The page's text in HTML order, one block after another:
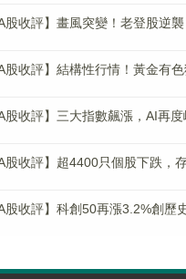
A股收評】畫風突變！老登股逆
A股收評】結構性行情！黃金有
A股收評】三大指數飆漲，AI再
A股收評】超4400只個股下跌，
A股收評】科創50再漲3.2%創歷